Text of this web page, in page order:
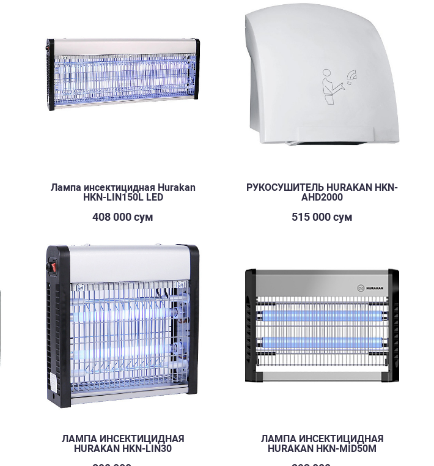
Лампа инсектицидная Hurakan
HKN-LIN150L LED
408 000 сум
РУКОСУШИТЕЛЬ HURAKAN HKN-
AHD2000
515 000 сум
ЛАМПА ИНСЕКТИЦИДНАЯ
HURAKAN HKN-LIN30
ЛАМПА ИНСЕКТИЦИДНАЯ
HURAKAN HKN-MID50M